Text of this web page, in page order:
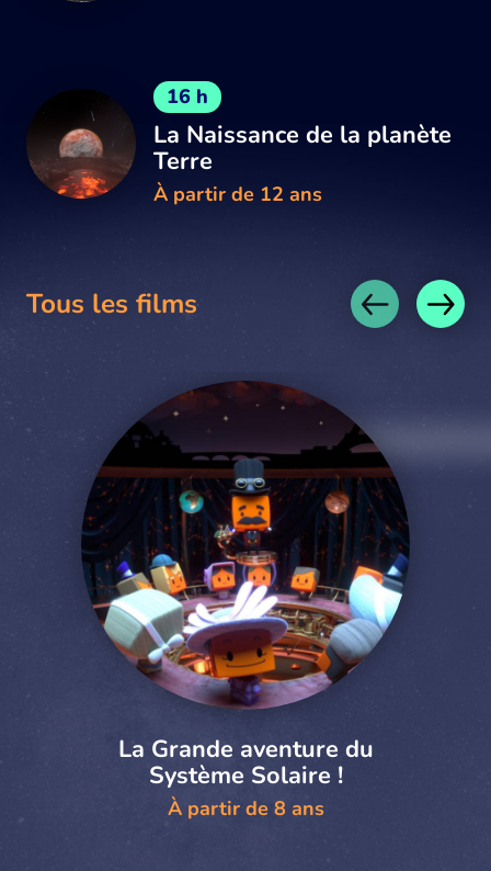
16 h
La Naissance de la planète
Terre
À partir de 12 ans
Tous les films
La Grande aventure du
Système Solaire !
À partir de 8 ans